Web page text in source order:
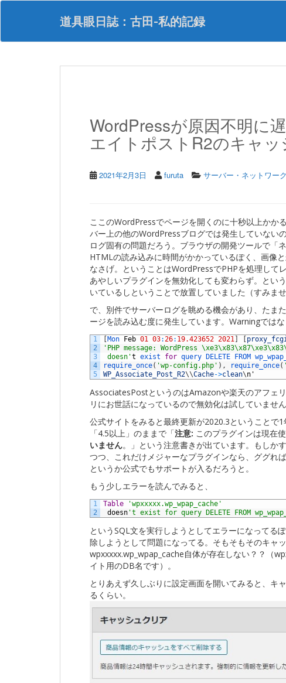
S
p
道具眼日誌：古田-私的記録
WordPressが原因不明に
エイトポストR2のキャッ
2021年2月3日 furuta サーバー・ネットワー
ここのWordPressでページを開くのに十秒以上かか
バー上の他のWordPressブログでは発生していない
ログ固有の問題だろう。ブラウザの開発ツールで「
HTMLの読み込みに時間がかかっているぽく、画像
なさげ。ということはWordPressでPHPを処理して
あやしいプラグインを無効化しても変わらず。とい
いているしということで放置していました（すみませ
で、別件でサーバーログを眺める機会があり、たま
ージを読み込む度に発生しています。Warningでは
1
2
3
4
5
Mon Feb 01 03:26: 19.423652 2021
'PHP message: WordPress
doesn't exist for query DELETE FROM
require_once( 'wp-config.php' ) , require_once(
WP_Associate_Post_R2\\Cache->clean\n '
AssociatesPostというのはAmazonや楽天のアフェ
リにお世話になっているので無効化は試していません
公式サイトをみると最終更新が2020.3ということで
「4.5以上」のままで「注意: このプラグインは現在
いません。」という注意書きが出ています。もしか
つつ、これだけメジャーなプラグインなら、ググれ
というか公式でもサポートが入るだろうと。
もう少しエラーを読んでみると、
1
2
Table
'wpxxxxx.wp_wpap_cache'
doesn 't exist for query DELETE FROM
というSQL文を実行しようとしてエラーになってる
除しようとして問題になってる。そもそもそのキャ
wpxxxxx.wp_wpap_cache自体が存在しない？？（
イト用のDB名です）。
とりあえず久しぶりに設定画面を開いてみると、キ
るくらい。